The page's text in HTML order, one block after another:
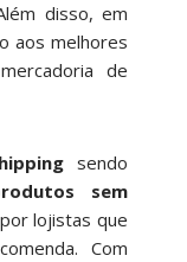
disso, em
aos melhores
de
sendo
sem
lojistas que
Com